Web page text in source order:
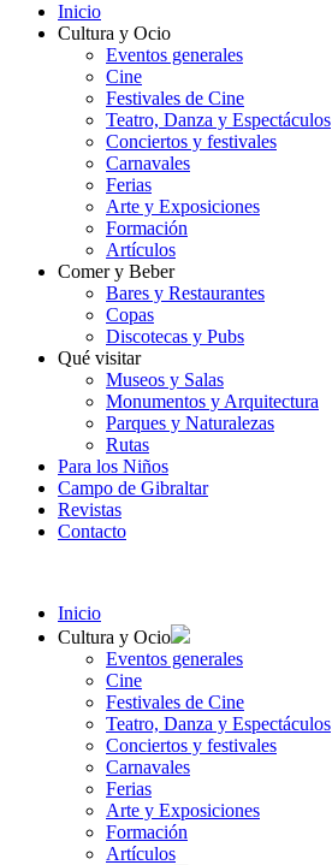
Inicio
Cultura y Ocio
Eventos generales
Cine
Festivales de Cine
Teatro, Danza y Espectáculos
Conciertos y festivales
Carnavales
Ferias
Arte y Exposiciones
Formación
Artículos
Comer y Beber
Bares y Restaurantes
Copas
Discotecas y Pubs
Qué visitar
Museos y Salas
Monumentos y Arquitectura
Parques y Naturalezas
Rutas
Para los Niños
Campo de Gibraltar
Revistas
Contacto
Inicio
Cultura y Ocio
Eventos generales
Cine
Festivales de Cine
Teatro, Danza y Espectáculos
Conciertos y festivales
Carnavales
Ferias
Arte y Exposiciones
Formación
Artículos